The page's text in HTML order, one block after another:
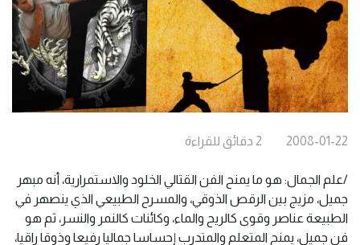
2008-01-22
2 دقائق للقراءة
/علم الجمال: هو ما يمنح الفن القتالي الخلود والاستمرارية، أنه مبهر
جميل، مزيج بين الرقص الذوقي، والمسرح الطبيعي الذي ينصهر في
الطبيعة عناصر وقوى كالريح والماء، وكائنات كالنمر والنسر، ثم هو
فن جميل، يمنح المتعلم والمتدرب إحساسا جماليا رفيعا وذوقا راقيا،